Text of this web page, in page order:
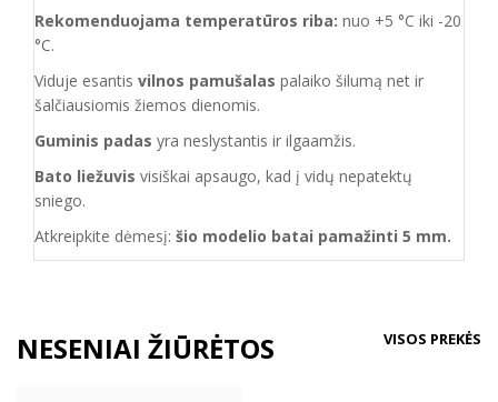
Rekomenduojama temperatūros riba: nuo +5 °C iki -20
°C.
Viduje esantis vilnos pamušalas palaiko šilumą net ir
šalčiausiomis žiemos dienomis.
Guminis padas yra neslystantis ir ilgaamžis.
Bato liežuvis visiškai apsaugo, kad į vidų nepatektų
sniego.
Atkreipkite dėmesį: šio modelio batai pamažinti 5 mm.
NESENIAI ŽIŪRĖTOS VISOS PREKĖS